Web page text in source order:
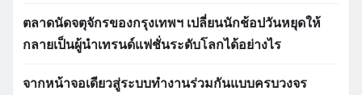
ตลาดนัดจตุจักรของกรุงเทพฯ เปลี่ยนนักช้อปวันหยุดให้
กลายเป็นผู้นำเทรนด์แฟชั่นระดับโลกได้อย่างไร
จากหน้าจอเดียวสู่ระบบทำงานร่วมกันแบบครบวงจร